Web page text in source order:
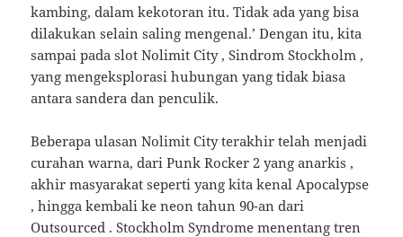
kambing, dalam kekotoran itu. Tidak ada yang bisa
dilakukan selain saling mengenal.’ Dengan itu, kita
sampai pada slot Nolimit City , Sindrom Stockholm ,
yang mengeksplorasi hubungan yang tidak biasa
antara sandera dan penculik.
Beberapa ulasan Nolimit City terakhir telah menjadi
curahan warna, dari Punk Rocker 2 yang anarkis ,
akhir masyarakat seperti yang kita kenal Apocalypse
, hingga kembali ke neon tahun 90-an dari
Outsourced . Stockholm Syndrome menentang tren